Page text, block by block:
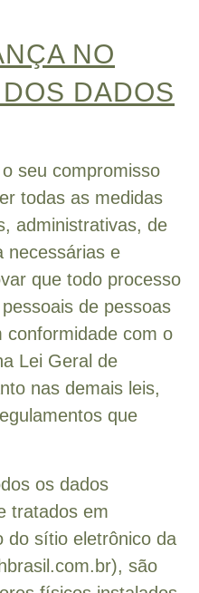
NO
DADOS
seu compromisso
todas as medidas
administrativas, de
necessárias e
que todo processo
de pessoas
conformidade com o
Lei Geral de
nas demais leis,
que
os dados
tratados em
do sítio eletrônico da
são